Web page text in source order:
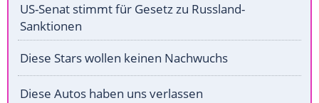
US-Senat stimmt für Gesetz zu Russland-
Sanktionen
Diese Stars wollen keinen Nachwuchs
Diese Autos haben uns verlassen